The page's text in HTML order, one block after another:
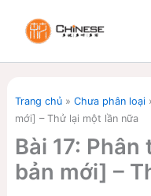
Trang chủ» Chưa phân loại
mới] – Thử lại một lần nữa
Bài 17:
bản mới] –